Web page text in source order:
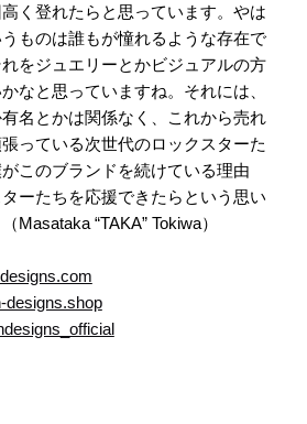
く登れたらと思っています。やは
ものは誰もが憧れるような存在で
をジュエリーとかビジュアルの方
なと思っていますね。それには、
名とかは関係なく、これから売れ
っている次世代のロックスターた
このブランドを続けている理由
ーたちを応援できたらという思い
Masataka “TAKA” Tokiwa）
designs.shop